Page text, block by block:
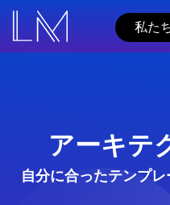
私た
アーキテ
自分に合ったテンプレ